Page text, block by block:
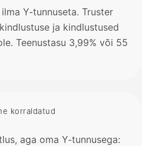
Y-tunnuseta. Truster
ja kindlustused
Teenustasu 3,99% või 55
korraldatud
aga oma Y-tunnusega: